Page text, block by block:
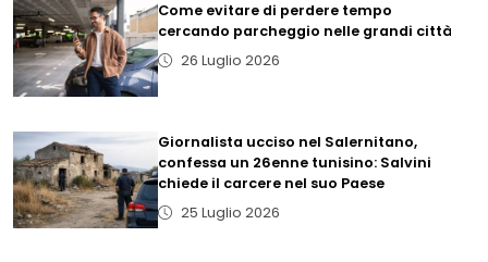
Come evitare di perdere tempo
cercando parcheggio nelle grandi città
26 Luglio 2026
Giornalista ucciso nel Salernitano,
confessa un 26enne tunisino: Salvini
chiede il carcere nel suo Paese
25 Luglio 2026